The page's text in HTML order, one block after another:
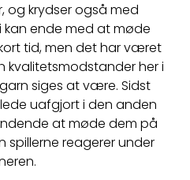
og krydser også med
kan ende med at møde
tid, men det har været
kvalitetsmodstander her i
siges at være. Sidst
uafgjort i den anden
at møde dem på
spillerne reagerer under